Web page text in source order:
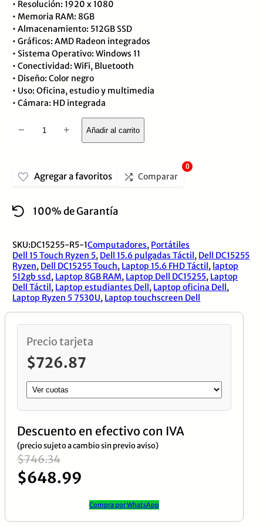
de
5
• Resolución: 1920 x 1080
• Memoria RAM: 8GB
• Almacenamiento: 512GB SSD
• Gráficos: AMD Radeon integrados
• Sistema Operativo: Windows 11
• Conectividad: WiFi, Bluetooth
• Diseño: Color negro
• Uso: Oficina, estudio y multimedia
• Cámara: HD integrada
Laptop
Ryzen
7530U
512GB
FHD
Touch
|
Pro
cantidad
− + Añadir al carrito
Agregar a favoritos Comparar
0
100% de Garantía
SKU:DC15255-R5-1Computadores, Portátiles
Dell 15 Touch Ryzen 5, Dell 15.6 pulgadas Táctil, Dell DC15255
Ryzen, Dell DC15255 Touch, Laptop 15.6 FHD Táctil, laptop
512gb ssd, Laptop 8GB RAM, Laptop Dell DC15255, Laptop
Dell Táctil, Laptop estudiantes Dell, Laptop oficina Dell,
Laptop Ryzen 5 7530U, Laptop touchscreen Dell
Precio tarjeta
$726.87
Descuento en efectivo con IVA
(precio sujeto a cambio sin previo aviso)
$746.34
El
precio
$648.99
El
precio
Compra por WhatsApp